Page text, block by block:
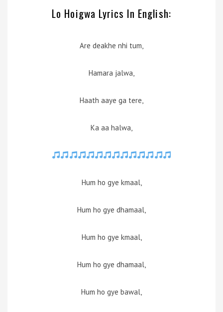
Lo Hoigwa Lyrics In English:
Are deakhe nhi tum,
Hamara jalwa,
Haath aaye ga tere,
Ka aa halwa,
Hum ho gye kmaal,
Hum ho gye dhamaal,
Hum ho gye kmaal,
Hum ho gye dhamaal,
Hum ho gye bawal,